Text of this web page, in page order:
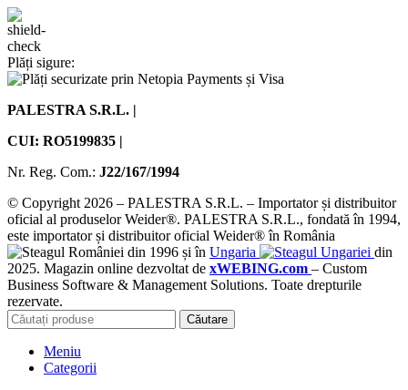
Plăți sigure:
PALESTRA S.R.L. |
CUI: RO5199835 |
Nr. Reg. Com.: J22/167/1994
© Copyright 2026 – PALESTRA S.R.L. – Importator și distribuitor
oficial al produselor Weider®. PALESTRA S.R.L., fondată în 1994,
este importator și distribuitor oficial Weider® în România
din 1996 și în Ungaria
din
2025. Magazin online dezvoltat de xWEBING.com – Custom
Business Software & Management Solutions. Toate drepturile
rezervate.
Căutare
Meniu
Categorii